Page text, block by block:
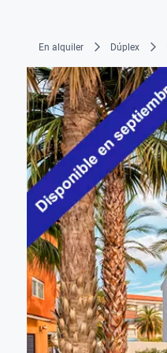
En alquiler Dúplex